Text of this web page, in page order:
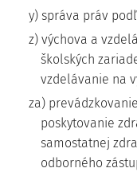
y) správa práv
z) výchova a
školských
vzdelávanie na
za)
poskytovanie
samostatnej
odborného